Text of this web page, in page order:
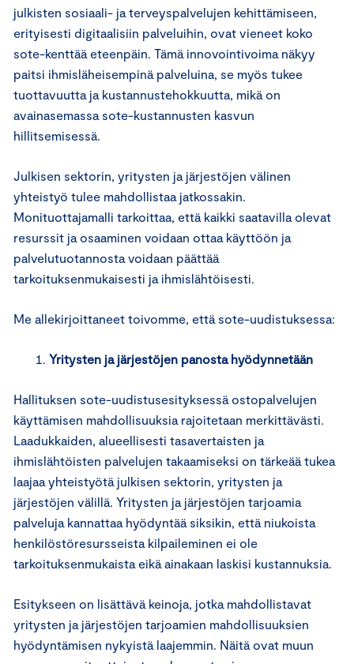
julkisten sosiaali- ja terveyspalvelujen kehittämiseen,
erityisesti digitaalisiin palveluihin, ovat vieneet koko
sote-kenttää eteenpäin. Tämä innovointivoima näkyy
paitsi ihmisläheisempinä palveluina, se myös tukee
tuottavuutta ja kustannustehokkuutta, mikä on
avainasemassa sote-kustannusten kasvun
hillitsemisessä.
Julkisen sektorin, yritysten ja järjestöjen välinen
yhteistyö tulee mahdollistaa jatkossakin.
Monituottajamalli tarkoittaa, että kaikki saatavilla olevat
resurssit ja osaaminen voidaan ottaa käyttöön ja
palvelutuotannosta voidaan päättää
tarkoituksenmukaisesti ja ihmislähtöisesti.
Me allekirjoittaneet toivomme, että sote-uudistuksessa:
Yritysten ja järjestöjen panosta hyödynnetään
Hallituksen sote-uudistusesityksessä ostopalvelujen
käyttämisen mahdollisuuksia rajoitetaan merkittävästi.
Laadukkaiden, alueellisesti tasavertaisten ja
ihmislähtöisten palvelujen takaamiseksi on tärkeää tukea
laajaa yhteistyötä julkisen sektorin, yritysten ja
järjestöjen välillä. Yritysten ja järjestöjen tarjoamia
palveluja kannattaa hyödyntää siksikin, että niukoista
henkilöstöresursseista kilpaileminen ei ole
tarkoituksenmukaista eikä ainakaan laskisi kustannuksia.
Esitykseen on lisättävä keinoja, jotka mahdollistavat
yritysten ja järjestöjen tarjoamien mahdollisuuksien
hyödyntämisen nykyistä laajemmin. Näitä ovat muun